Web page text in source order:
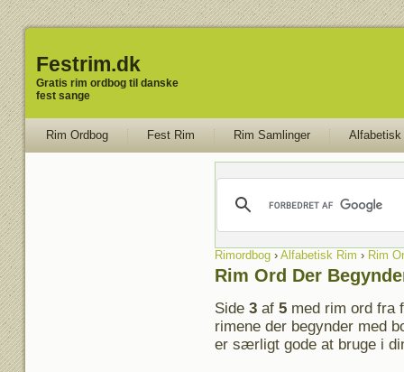
Festrim.dk
Gratis rim ordbog til danske
fest sange
Rim Ordbog Fest Rim Rim Samlinger Alfabetisk
Rimordbog› Alfabetisk Rim › Rim
Rim Ord Der
Side 3af 5med rim ord fra
rimene der begynder med
er særligt gode at bruge i